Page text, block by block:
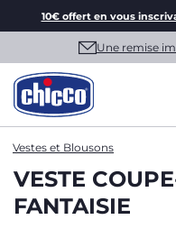
10€ offert en vous
Une remise
Vestes et Blousons
VESTE
FANTAISIE